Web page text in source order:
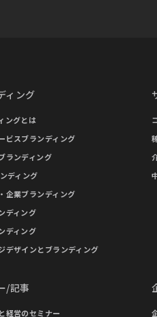
ィング
ングとは
ビスブランディング
ランディング
ディング
企業ブランディング
ディング
ディング
デザインとブランディング
/記事
経営のセミナー